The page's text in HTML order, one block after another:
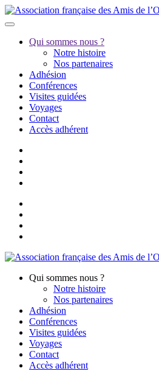
Qui sommes nous ?
Notre histoire
Nos partenaires
Adhésion
Conférences
Visites guidées
Voyages
Contact
Accès adhérent
Qui sommes nous ?
Notre histoire
Nos partenaires
Adhésion
Conférences
Visites guidées
Voyages
Contact
Accès adhérent